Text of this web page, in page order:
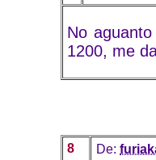
No
1200, me
8 De: